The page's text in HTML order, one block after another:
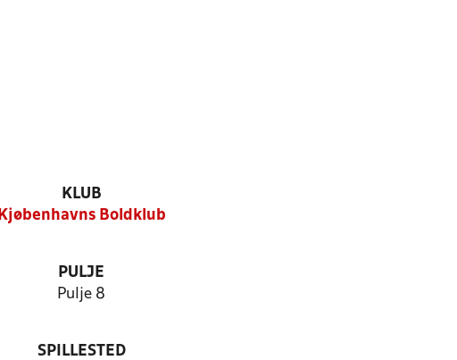
KLUB
Kjøbenhavns Boldklub
PULJE
Pulje 8
SPILLESTED